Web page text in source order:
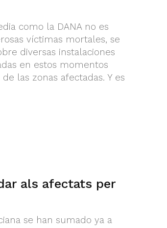
como la DANA no es
víctimas mortales, se
diversas instalaciones
en estos momentos
las zonas afectadas. Y es
als afectats per
se han sumado ya a